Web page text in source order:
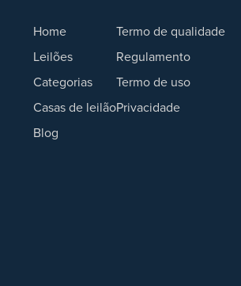
Home
Leilões
Categorias
Casas de leilão
Blog
Termo de qualidade
Regulamento
Termo de uso
Privacidade